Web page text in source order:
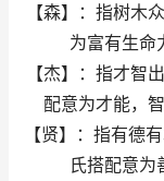
【森】：指树木
为富有生命
【杰】：指才智
配意为才能，
【贤】：指有德
氏搭配意为